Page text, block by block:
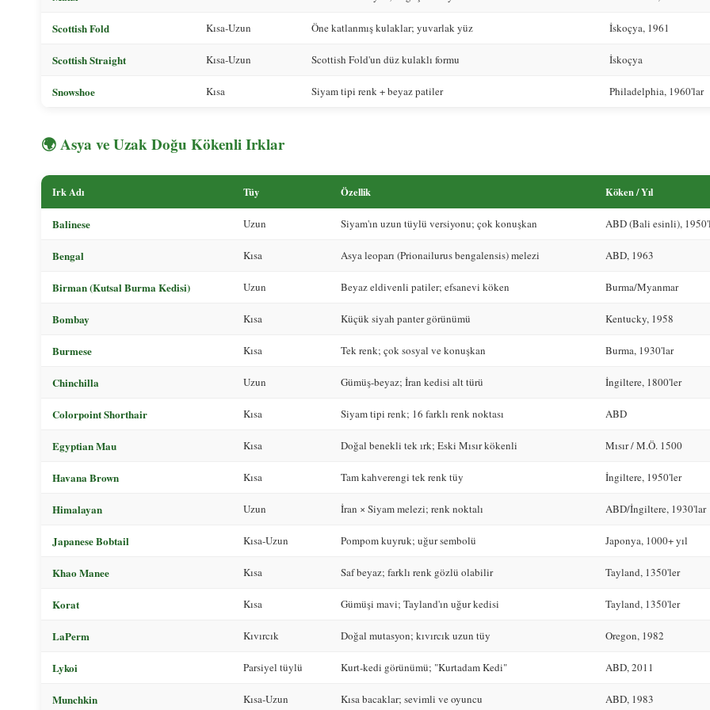
Scottish Fold Kısa-Uzun Öne katlanmış kulaklar; yuvarlak yüz İskoçya, 1961
Scottish Straight Kısa-Uzun Scottish Fold'un düz kulaklı formu İskoçya
Snowshoe Kısa Siyam tipi renk + beyaz patiler Philadelphia, 1960'lar
🌍 Asya ve Uzak Doğu Kökenli Irklar
Irk Adı Tüy Özellik Köken / Yıl
Balinese Uzun Siyam'ın uzun tüylü versiyonu; çok konuşkan ABD (Bali esinli),
Bengal Kısa Asya leoparı (Prionailurus bengalensis) melezi ABD, 1963
Birman (Kutsal Burma Kedisi) Uzun Beyaz eldivenli patiler; efsanevi köken Burma/Myanmar
Bombay Kısa Küçük siyah panter görünümü Kentucky, 1958
Burmese Kısa Tek renk; çok sosyal ve konuşkan Burma, 1930'lar
Chinchilla Uzun Gümüş-beyaz; İran kedisi alt türü İngiltere, 1800'ler
Colorpoint Shorthair Kısa Siyam tipi renk; 16 farklı renk noktası ABD
Egyptian Mau Kısa Doğal benekli tek ırk; Eski Mısır kökenli Mısır / M.Ö. 1500
Havana Brown Kısa Tam kahverengi tek renk tüy İngiltere, 1950'ler
Himalayan Uzun İran × Siyam melezi; renk noktalı ABD/İngiltere, 1930'lar
Japanese Bobtail Kısa-Uzun Pompom kuyruk; uğur sembolü Japonya, 1000+ yıl
Khao Manee Kısa Saf beyaz; farklı renk gözlü olabilir Tayland, 1350'ler
Korat Kısa Gümüşi mavi; Tayland'ın uğur kedisi Tayland, 1350'ler
LaPerm Kıvırcık Doğal mutasyon; kıvırcık uzun tüy Oregon, 1982
Lykoi Parsiyel tüylü Kurt-kedi görünümü; "Kurtadam Kedi" ABD, 2011
Munchkin Kısa-Uzun Kısa bacaklar; sevimli ve oyuncu ABD, 1983